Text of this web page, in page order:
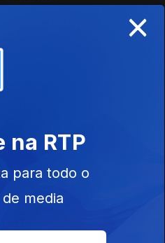
×
na RTP
para todo o
media